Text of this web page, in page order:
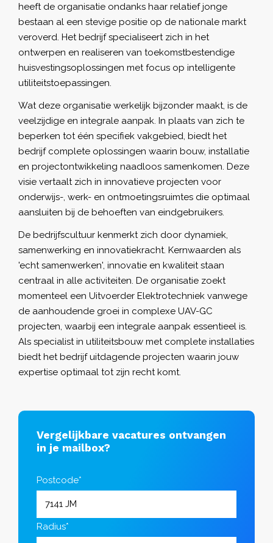
heeft de organisatie ondanks haar relatief jonge
bestaan al een stevige positie op de nationale markt
veroverd. Het bedrijf specialiseert zich in het
ontwerpen en realiseren van toekomstbestendige
huisvestingsoplossingen met focus op intelligente
utiliteitstoepassingen.
Wat deze organisatie werkelijk bijzonder maakt, is de
veelzijdige en integrale aanpak. In plaats van zich te
beperken tot één specifiek vakgebied, biedt het
bedrijf complete oplossingen waarin bouw, installatie
en projectontwikkeling naadloos samenkomen. Deze
visie vertaalt zich in innovatieve projecten voor
onderwijs-, werk- en ontmoetingsruimtes die optimaal
aansluiten bij de behoeften van eindgebruikers.
De bedrijfscultuur kenmerkt zich door dynamiek,
samenwerking en innovatiekracht. Kernwaarden als
'echt samenwerken', innovatie en kwaliteit staan
centraal in alle activiteiten. De organisatie zoekt
momenteel een Uitvoerder Elektrotechniek vanwege
de aanhoudende groei in complexe UAV-GC
projecten, waarbij een integrale aanpak essentieel is.
Als specialist in utiliteitsbouw met complete installaties
biedt het bedrijf uitdagende projecten waarin jouw
expertise optimaal tot zijn recht komt.
Vergelijkbare vacatures ontvangen
in je mailbox?
Postcode*
Radius*